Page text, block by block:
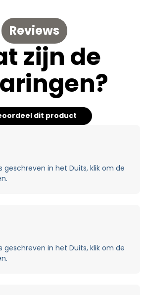
Reviews
zijn de
dit product
geschreven in het Duits, klik om de
geschreven in het Duits, klik om de